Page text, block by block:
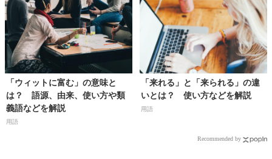
「ウィットに富む」の意味と
は？ 語源、由来、使い方や類
義語などを解説
用語
「来れる」と「来られる」の違
いとは？ 使い方などを解説
用語
Recommended by